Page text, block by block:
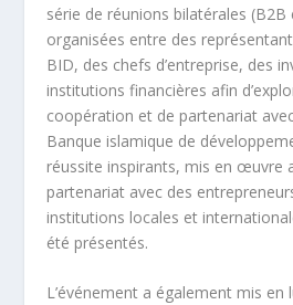
série de réunions bilatérales
organisées entre des
BID, des chefs d’entreprise, des
institutions financières afin
coopération et de partenariat
Banque islamique de
réussite inspirants, mis en œuvre
partenariat avec des
institutions locales et
été présentés.
L’événement a également mis en